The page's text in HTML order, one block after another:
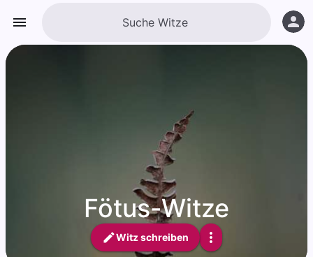
Fötus-Witze
Witz schreiben